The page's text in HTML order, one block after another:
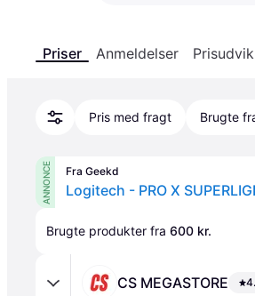
Priser Anmeldelser
Pris med fragt Brugte
ANNONCE Fra Geekd
Brugte produkter fra 600 kr.
CS MEGASTORE